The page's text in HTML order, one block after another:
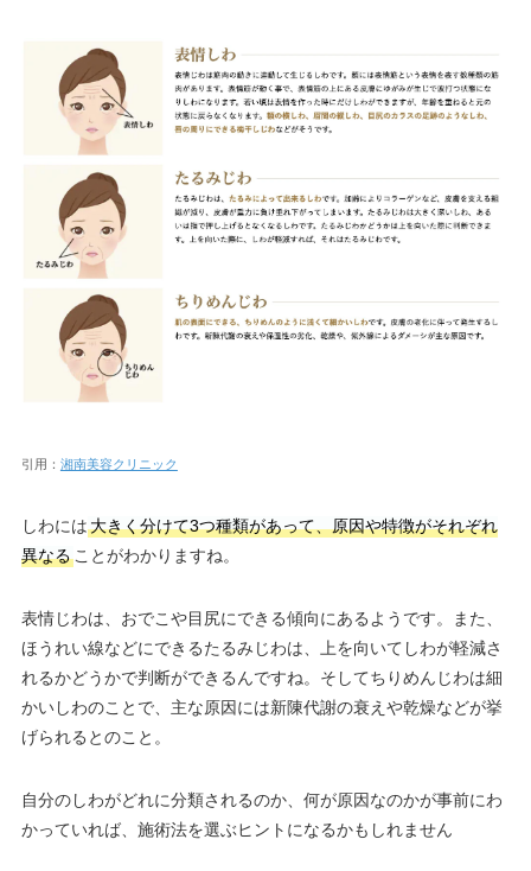
引用： 湘南美容クリニック
しわには大きく分けて3つ種類があって、原因や特徴がそれぞれ
異なることがわかりますね。
表情じわは、おでこや目尻にできる傾向にあるようです。また、
ほうれい線などにできるたるみじわは、上を向いてしわが軽減さ
れるかどうかで判断ができるんですね。そしてちりめんじわは細
かいしわのことで、主な原因には新陳代謝の衰えや乾燥などが挙
げられるとのこと。
自分のしわがどれに分類されるのか、何が原因なのかが事前にわ
かっていれば、施術法を選ぶヒントになるかもしれません